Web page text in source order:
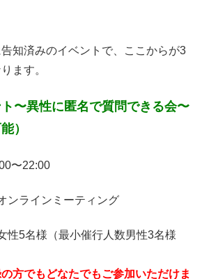
知済みのイベントで、ここからが3
ます。
〜異性に匿名で質問できる会〜
）
〜22:00
ンラインミーティング
性5名様（最小催行人数男性3名様
の方でもどなたでもご参加いただけま